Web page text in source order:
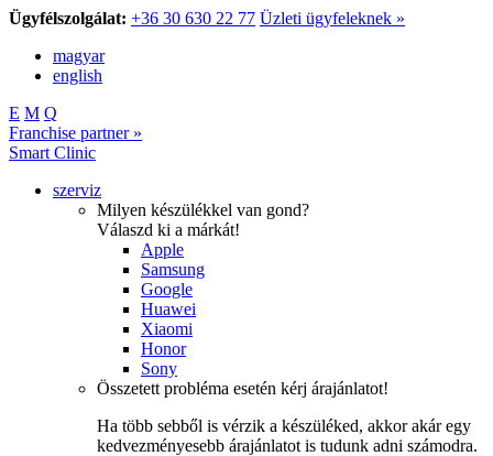
Ügyfélszolgálat: +36 30 630 22 77 Üzleti ügyfeleknek »
magyar
english
E M Q
Franchise partner »
Smart Clinic
szerviz
Milyen készülékkel van gond?
Válaszd ki a márkát!
Apple
Samsung
Google
Huawei
Xiaomi
Honor
Sony
Összetett probléma esetén kérj árajánlatot!
Ha több sebből is vérzik a készüléked, akkor akár egy
kedvezményesebb árajánlatot is tudunk adni számodra.